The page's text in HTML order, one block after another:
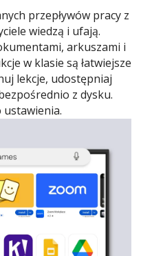
przepływów pracy z
wiedzą i ufają.
arkuszami i
w klasie są łatwiejsze
lekcje, udostępniaj
z dysku.